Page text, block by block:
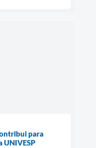
para
UNIVESP